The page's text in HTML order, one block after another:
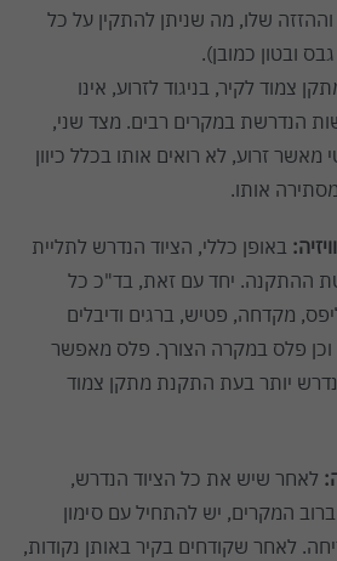
וההזזה שלו, מה שניתן להתקין על כל
ובטון כמובן).
צמוד לקיר, בניגוד לזרוע, אינו
הנדרשת במקרים רבים. מצד שני,
זרוע, לא רואים אותו בכלל כיוון
אותו.
באופן כללי, הציוד הנדרש לתליית
ההתקנה. יחד עם זאת, בד"כ כל
מקדחה, פטיש, ברגים ודיבלים
וכן פלס במקרה הצורך. פלס מאפשר
יותר בעת התקנת מתקן צמוד
לאחר שיש את כל הציוד הנדרש,
המקרים, יש להתחיל עם סימון
לאחר שקודחים בקיר באותן נקודות,